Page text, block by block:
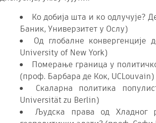
Ко добија шта и ко одлучује?
Баник, Универзитет у Ослу)
Од глобалне
University of New York)
Померање граница у
(проф. Барбара де Кок, UCLouvain)
Скаларна политика
Universität zu Berlin)
Људска права од Хладног